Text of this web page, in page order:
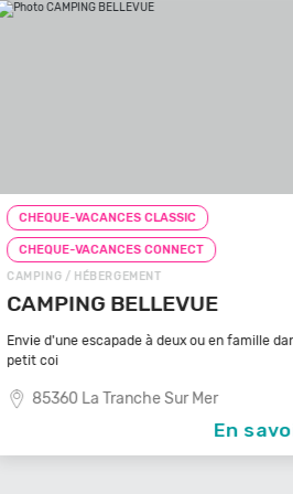
un
+
CHEQUE-VACANCES CLASSIC
CHAMBRE D'HÔTES / HÉBERGEMENT
L'HACIENDA